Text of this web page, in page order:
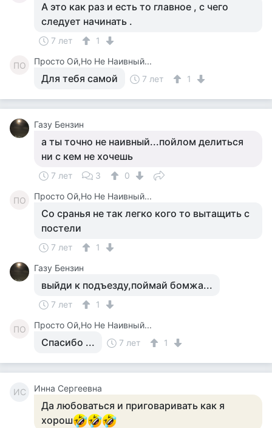
А это как раз и есть то главное , с чего
следует начинать .
7 лет 1
ПО Просто Ой,Но Не Наивный...
Для тебя самой 7 лет 1
Газу Бензин
а ты точно не наивный...пойлом делиться
ни с кем не хочешь
7 лет 3 0
ПО Просто Ой,Но Не Наивный...
Со сранья не так легко кого то вытащить с
постели
7 лет
1
Газу Бензин
выйди к подъезду,поймай бомжа...
7 лет 1
ПО Просто Ой,Но Не Наивный...
Спасибо ... 7 лет 1
ИС Инна Сергеевна
Да любоваться и приговаривать как я
хорош